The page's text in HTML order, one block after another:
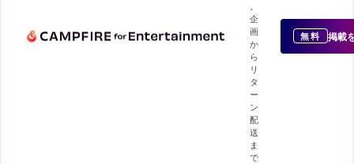
企
画
か
ら
リ
タ
ー
ン
配
送
ま
で
無料 掲載